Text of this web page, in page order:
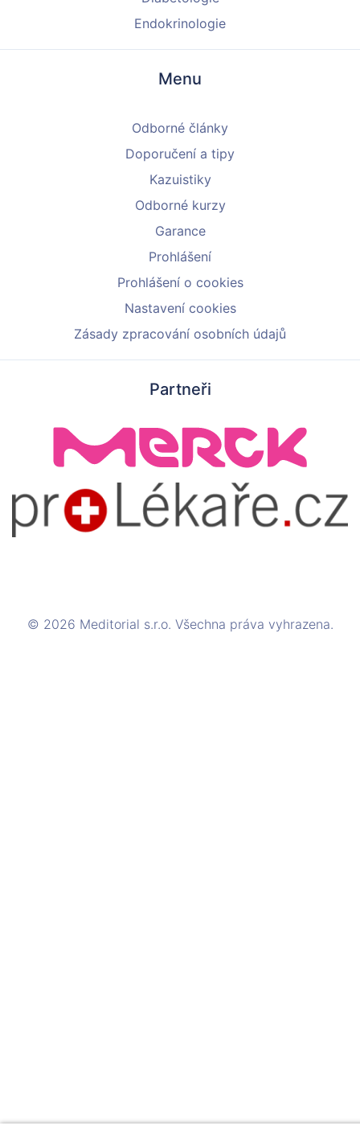
Endokrinologie
Menu
Odborné články
Doporučení a tipy
Kazuistiky
Odborné kurzy
Garance
Prohlášení
Prohlášení o cookies
Nastavení cookies
Zásady zpracování osobních údajů
Partneři
© 2026 Meditorial s.r.o. Všechna práva vyhrazena.